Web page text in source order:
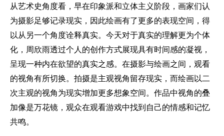
从艺术史角度看，早在印象派和立体主义阶段，画家们认
为摄影足够记录现实，因此绘画有了更多的表现空间，得
以从另一个角度诠释真实。今天对于真实的理解更为个体
化，周欣雨透过个人的创作方式展现具有时间感的凝视 ，
呈现一种内在欲望的真实之感。在摄影与绘画之间，观看
的视角有所切换。拍摄是主观视角留存现实，而绘画以二
次主观的视角为现实增加更多想象空间。作品中视角的叠
加像是万花镜，观众在观看游戏中找到自己的情感和记忆
共鸣。